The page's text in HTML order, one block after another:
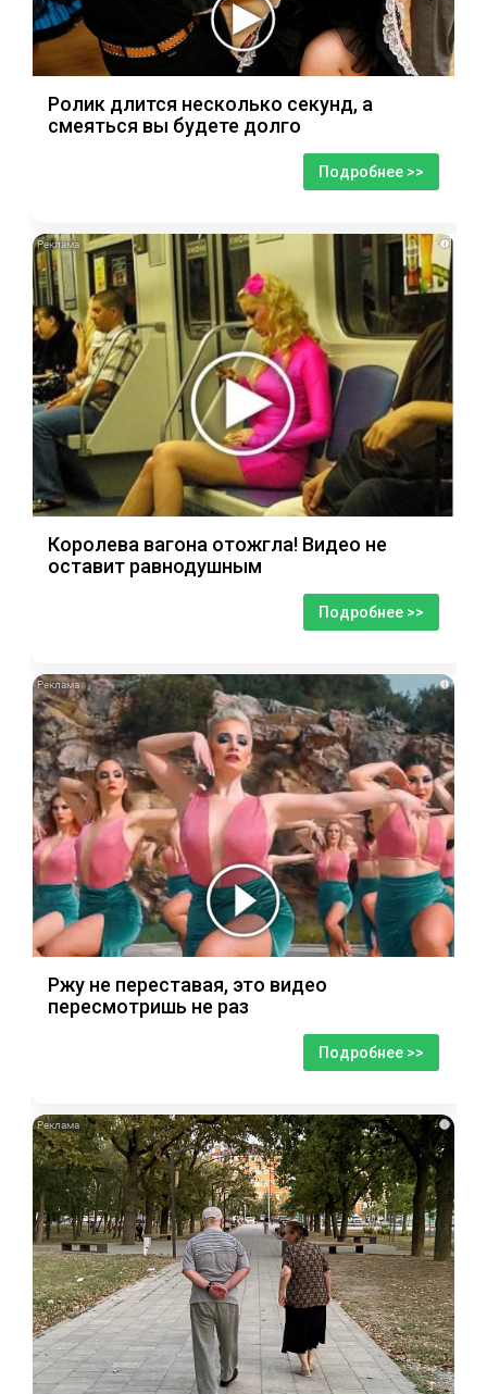
Ролик длится несколько секунд, а
смеяться вы будете долго
Подробнее >>
i
Королева вагона отожгла! Видео не
оставит равнодушным
Подробнее >>
i
Ржу не переставая, это видео
пересмотришь не раз
Подробнее >>
i